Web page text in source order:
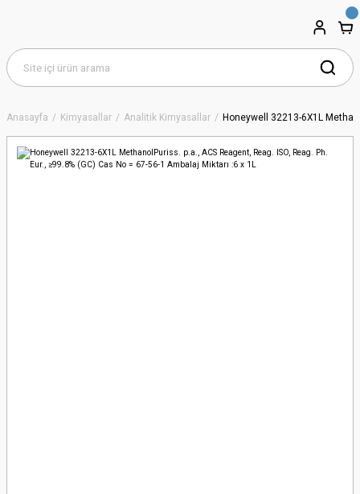
Anasayfa Kimyasallar Analitik Kimyasallar Honeywell 32213-6X1L